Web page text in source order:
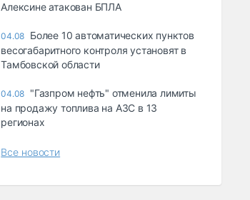
Алексине атакован БПЛА
04.08 Более 10 автоматических пунктов
весогабаритного контроля установят в
Тамбовской области
04.08 "Газпром нефть" отменила лимиты
на продажу топлива на АЗС в 13
регионах
Все новости